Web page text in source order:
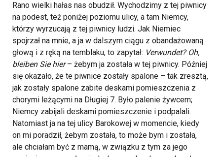
Rano wielki hałas nas obudził. Wychodzimy z tej piwnicy
na podest, też poniżej poziomu ulicy, a tam Niemcy,
którzy wyrzucają z tej piwnicy ludzi. Jak Niemiec
spojrzał na mnie, a ja w dalszym ciągu z obandażowaną
głową i z ręką na temblaku, to zapytał: Verwundet? Oh,
bleiben Sie hier– żebym ja została w tej piwnicy. Później
się okazało, że te piwnice zostały spalone – tak zresztą,
jak zostały spalone zabite deskami pomieszczenia z
chorymi leżącymi na Długiej 7. Było palenie żywcem;
Niemcy zabijali deskami pomieszczenie i podpalali.
Natomiast ja na tej ulicy Barokowej w momencie, kiedy
on mi poradził, żebym została, to może bym i została,
ale chciałam być z mamą, w związku z tym za jego